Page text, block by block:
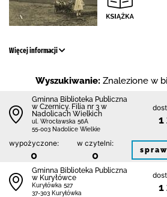
Więcej informacji
Wyszukiwanie: Znalezione w
Gminna Biblioteka Publiczna
w Czernicy. Filia nr 3 w
Nadolicach Wielkich
ul. Wrocławska 56A
55-003 Nadolice Wielkie
1
wypożyczone:
0
w czytelni:
0
Gminna Biblioteka Publiczna
w Kuryłówce
Kuryłówka 527
37-303 Kuryłówka
1